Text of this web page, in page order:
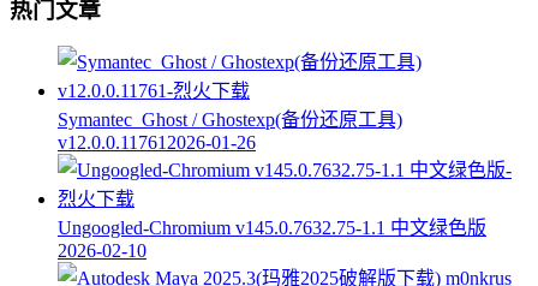
热门文章
Symantec_Ghost / Ghostexp(备份还原工具)
v12.0.0.11761 2026-01-26
Ungoogled-Chromium v145.0.7632.75-1.1 中文绿色版
2026-02-10